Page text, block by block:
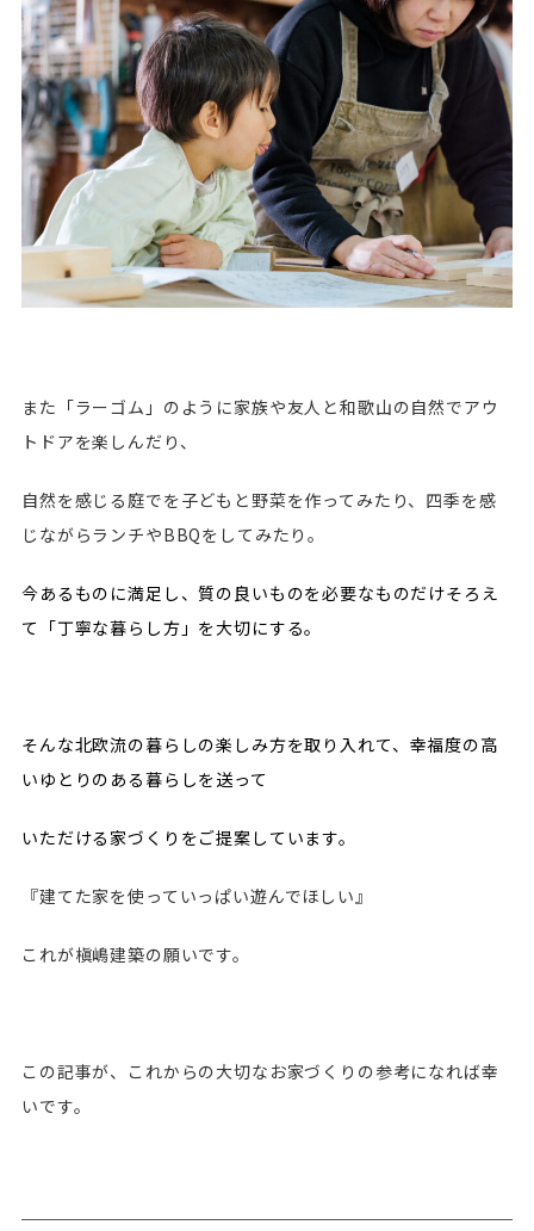
また「ラーゴム」のように家族や友人と和歌山の自然でアウ
トドアを楽しんだり、
自然を感じる庭でを子どもと野菜を作ってみたり、四季を感
じながらランチやBBQをしてみたり。
今あるものに満足し、質の良いものを必要なものだけそろえ
て 「丁寧な暮らし方」を大切にする。
そんな北欧流の暮らしの楽しみ方を取り入れて、 幸福度の高
いゆとりのある暮らしを送って
いただける家づくりをご提案しています。
『建てた家を使っていっぱい遊んでほしい』
これが槇嶋建築の願いです。
この記事が、これからの大切なお家づくりの参考になれば幸
いです。